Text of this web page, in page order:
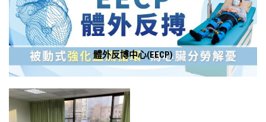
體外反博中心(EECP)